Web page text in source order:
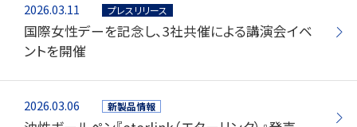
お問い合わせ
筆記具修理
使用説明書
2026.03.11 プレスリリース
国際女性デーを記念し、3社共催による講演会イベ
ントを開催
2026.03.06 新製品情報